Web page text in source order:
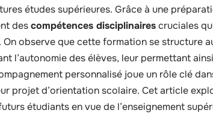
études supérieures. Grâce à une
descompétences disciplinairescruciales
observe que cette formation se structure
l’autonomie des élèves, leur permettant
personnalisé joue un rôle clé
projet d’orientation scolaire. Cet article
étudiants en vue de l’enseignement